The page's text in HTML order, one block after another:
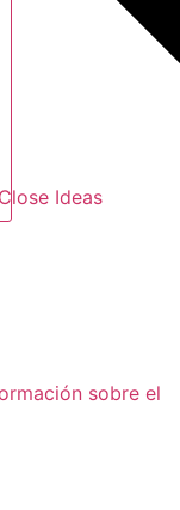
Close Ideas
sobre el